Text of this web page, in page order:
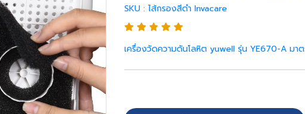
SKU : ไส้กรองสีดำ Invacare
เครื่องวัดความดันโลหิต yuwell รุ่น YE670-A มา